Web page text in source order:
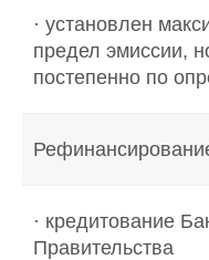
· установлен
предел эмиссии,
постепенно по
· кредитование
Правительства